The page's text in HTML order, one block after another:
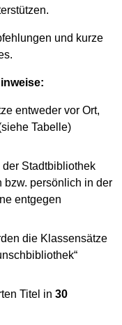
und kurze
entweder vor Ort,
Tabelle)
Stadtbibliothek
bzw. persönlich in der
entgegen
die Klassensätze
Titel in 30